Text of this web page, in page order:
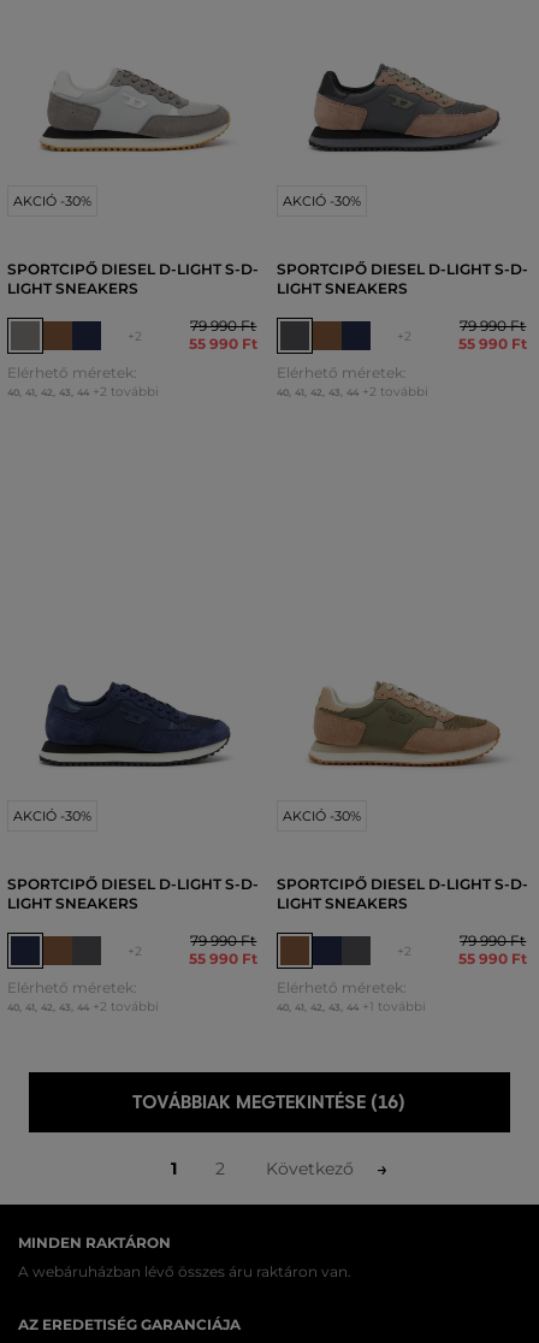
AKCIÓ -30%
SPORTCIPŐ DIESEL D-LIGHT S-D-
LIGHT SNEAKERS
+2
79 990 Ft
55 990 Ft
Elérhető méretek:
40, 41 42 43 44 +2 további
AKCIÓ -30%
SPORTCIPŐ DIESEL D-LIGHT S-D-
LIGHT SNEAKERS
+2
79 990 Ft
55 990 Ft
Elérhető méretek:
40, 41 42 43 44 +2 további
AKCIÓ -30%
SPORTCIPŐ DIESEL D-LIGHT S-D-
LIGHT SNEAKERS
+2
79 990 Ft
55 990 Ft
Elérhető méretek:
40, 41 42 43 44 +2 további
AKCIÓ -30%
SPORTCIPŐ DIESEL D-LIGHT S-D-
LIGHT SNEAKERS
+2
79 990 Ft
55 990 Ft
Elérhető méretek:
40, 41 42 43 44 +1 további
TOVÁBBIAK MEGTEKINTÉSE (16)
1 2 Következő
MINDEN RAKTÁRON
A webáruházban lévő összes áru raktáron van.
AZ EREDETISÉG GARANCIÁJA